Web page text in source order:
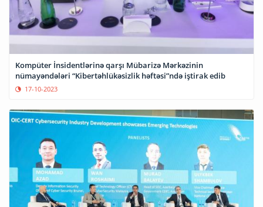
Kompüter İnsidentlərinə qarşı Mübarizə Mərkəzinin
nümayəndələri “Kibertəhlükəsizlik həftəsi”ndə iştirak edib
17-10-2023